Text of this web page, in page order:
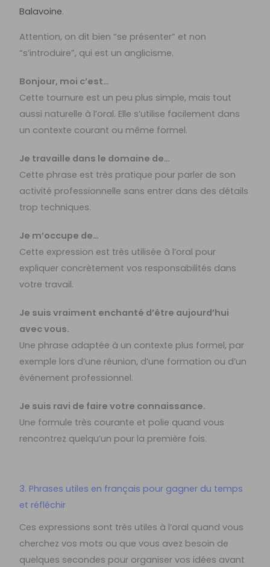
Balavoine.
Attention, on dit bien “se présenter” et non
“s’introduire”, qui est un anglicisme.
Bonjour, moi c’est…
Cette tournure est un peu plus simple, mais tout
aussi naturelle à l’oral. Elle s’utilise facilement dans
un contexte courant ou même formel.
Je travaille dans le domaine de…
Cette phrase est très pratique pour parler de son
activité professionnelle sans entrer dans des détails
trop techniques.
Je m’occupe de…
Cette expression est très utilisée à l’oral pour
expliquer concrètement vos responsabilités dans
votre travail.
Je suis vraiment enchanté d’être aujourd’hui
avec vous.
Une phrase adaptée à un contexte plus formel, par
exemple lors d’une réunion, d’une formation ou d’un
événement professionnel.
Je suis ravi de faire votre connaissance.
Une formule très courante et polie quand vous
rencontrez quelqu’un pour la première fois.
3. Phrases utiles en français pour gagner du temps
et réfléchir
Ces expressions sont très utiles à l’oral quand vous
cherchez vos mots ou que vous avez besoin de
quelques secondes pour organiser vos idées avant